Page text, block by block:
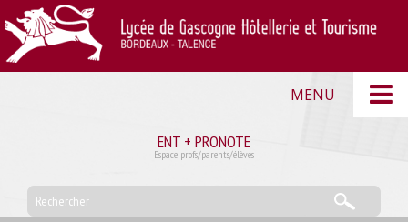
MENU
Accueil
Actualités du CDI
ENT + PRONOTE
Espace profs/parents/élèves